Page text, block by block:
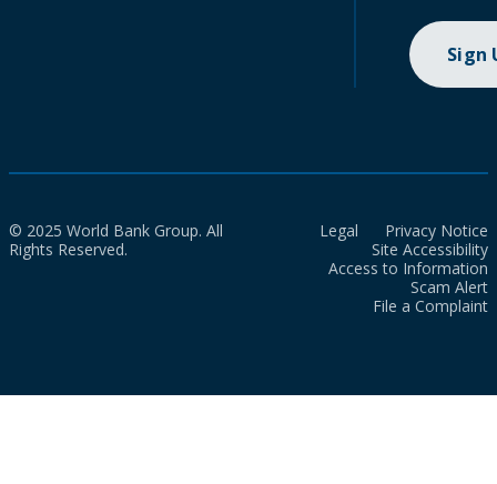
Sign
© 2025 World Bank Group. All
Rights Reserved.
Legal
Privacy Notice
Site Accessibility
Access to Information
Scam Alert
File a Complaint